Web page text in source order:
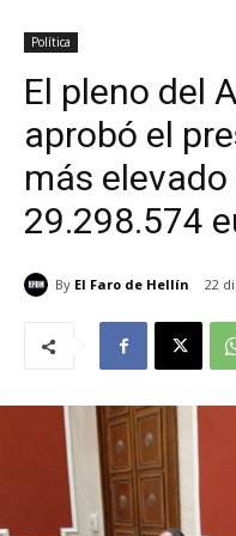
Política
El pleno del
aprobó el
más
29.298.574
By El Faro de Hellín 22